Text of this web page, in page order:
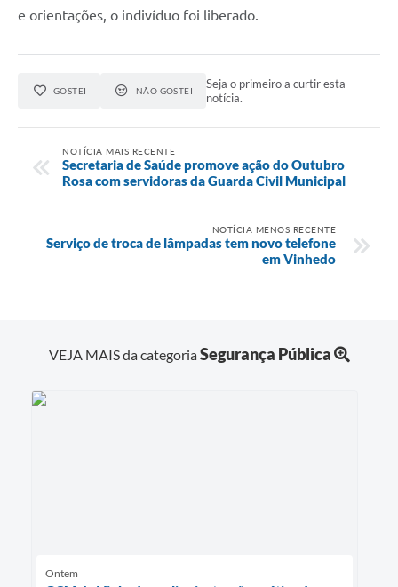
e orientações, o indivíduo foi liberado.
GOSTEI NÃO GOSTEI
Seja o primeiro a curtir esta
notícia.
NOTÍCIA MAIS RECENTE
Secretaria de Saúde promove ação do Outubro
Rosa com servidoras da Guarda Civil Municipal
NOTÍCIA MENOS RECENTE
Serviço de troca de lâmpadas tem novo telefone
em Vinhedo
VEJA MAIS da categoriaSegurança Pública
Ontem